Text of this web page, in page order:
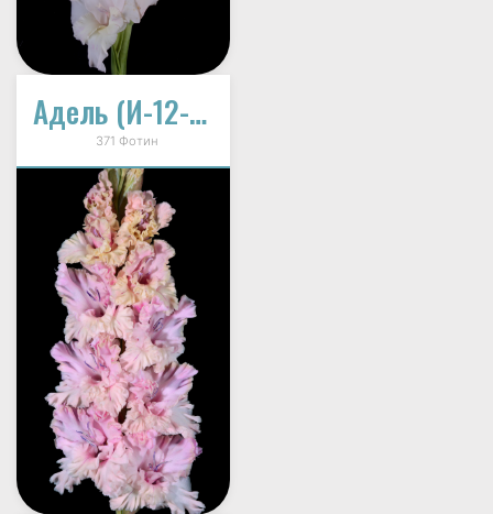
Адель (И-12-48-А)
371 Фотин